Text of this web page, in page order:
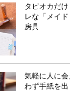
タピオカだ
レな「メイ
房具
気軽に人に
わず手紙を